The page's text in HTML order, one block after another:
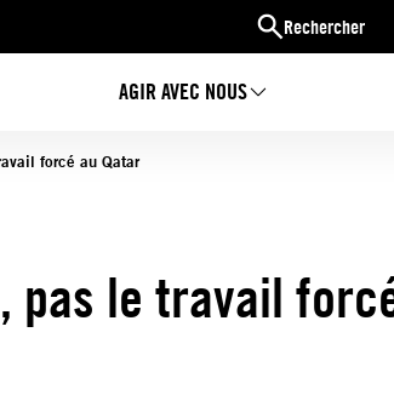
Rechercher
AGIR AVEC NOUS
forcé au Qatar
pas le travail